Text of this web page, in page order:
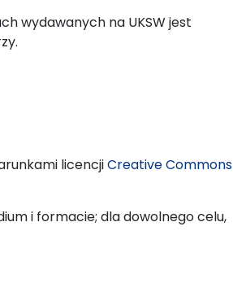
wydawanych na UKSW jest
licencjiCreative Commons
i formacie; dla dowolnego celu,